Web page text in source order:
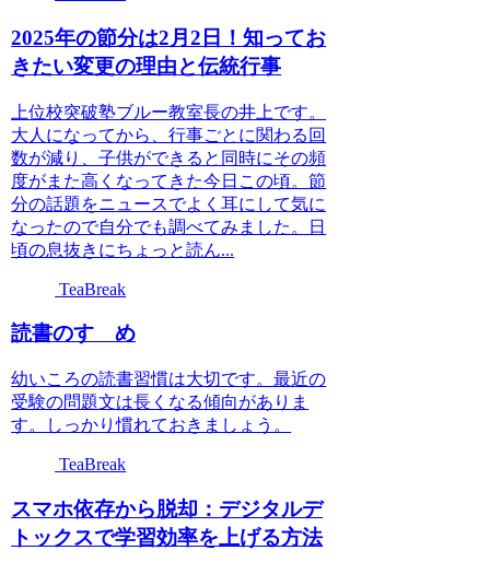
2025年の節分は2月2日！知ってお
きたい変更の理由と伝統行事
上位校突破塾ブルー教室長の井上です。
大人になってから、行事ごとに関わる回
数が減り、子供ができると同時にその頻
度がまた高くなってきた今日この頃。節
分の話題をニュースでよく耳にして気に
なったので自分でも調べてみました。日
頃の息抜きにちょっと読ん...
TeaBreak
読書のすゝめ
幼いころの読書習慣は大切です。最近の
受験の問題文は長くなる傾向がありま
す。しっかり慣れておきましょう。
TeaBreak
スマホ依存から脱却：デジタルデ
トックスで学習効率を上げる方法